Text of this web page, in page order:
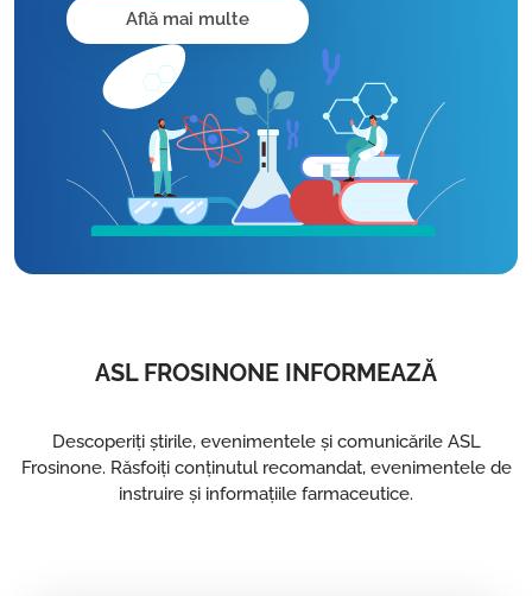
Află mai multe
ASL FROSINONE INFORMEAZĂ
Descoperiți știrile, evenimentele și comunicările ASL
Frosinone. Răsfoiți conținutul recomandat, evenimentele de
instruire și informațiile farmaceutice.